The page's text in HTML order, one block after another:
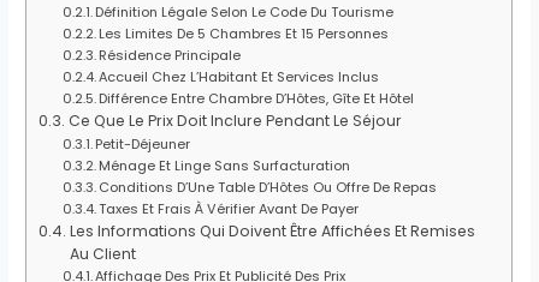
Définition Légale Selon Le Code Du Tourisme
Les Limites De 5 Chambres Et 15 Personnes
Résidence Principale
Accueil Chez L’Habitant Et Services Inclus
Différence Entre Chambre D’Hôtes, Gîte Et Hôtel
Ce Que Le Prix Doit Inclure Pendant Le Séjour
Petit-Déjeuner
Ménage Et Linge Sans Surfacturation
Conditions D’Une Table D’Hôtes Ou Offre De Repas
Taxes Et Frais À Vérifier Avant De Payer
Les Informations Qui Doivent Être Affichées Et Remises
Au Client
Affichage Des Prix Et Publicité Des Prix